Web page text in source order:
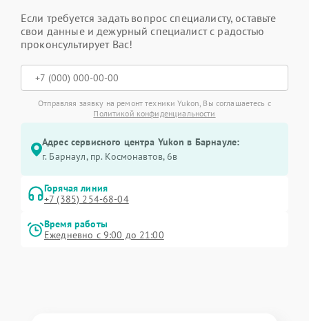
Если требуется задать вопрос специалисту, оставьте
свои данные и дежурный специалист с радостью
проконсультирует Вас!
Отправляя заявку на ремонт техники Yukon, Вы соглашаетесь с
Политикой конфиденциальности
Адрес сервисного центра Yukon в Барнауле:
г. Барнаул, ​пр. Космонавтов, 6в
Горячая линия
+7 (385) 254-68-04
Время работы
Ежедневно с 9:00 до 21:00